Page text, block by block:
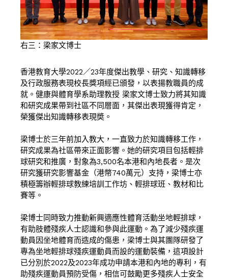
右三：梁家文博士
香港教育大學2022／23年度傑出教學、研究、知識轉移
及行政服務表現校長獎項經已頒發，以表揚教職員的成
就。健康與體育學系助理教授 梁家文博士致力將其知識
和研究成果帶到社區不同層面，其傑出表現獲得肯定，
榮獲傑出知識轉移表現奬。
梁博士於三年前加入教大，一直致力於知識轉移工作，
研究成果為社區帶來正面影響。她的研究項目包括輕排
球研究和推廣，對象為3,500名本港和內地長者。是次
研究獲研究影響基金（港幣740萬元）支持，梁博士亦
積極籌辦輕排球教練培訓工作坊、輕排球班、教材和比
賽等。
梁博士同時致力推動新興適應性體育活動坐地輕排球，
有助肢體殘疾人士認識和參與此運動。為了減少殘疾運
動員因坐地體育而造成的傷患，梁博士與其團隊研發了
專為坐地輕排球殘疾運動員而設的運動裝備，這項設計
已分別於2022及2023年成功申請本港和內地的專利，有
助殘疾運動員預防受傷，相信可鼓勵更多殘疾人士安全